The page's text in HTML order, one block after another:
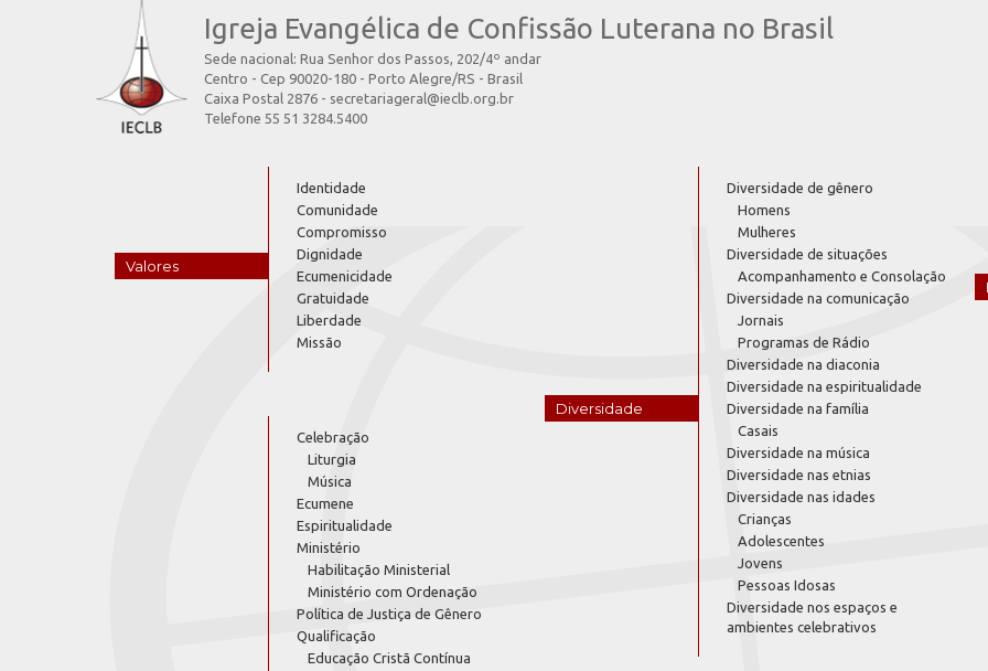
Igreja Evangélica de Confissão Luterana no Brasil
Sede nacional: Rua Senhor dos Passos, 202/4º andar
Centro - Cep 90020-180 - Porto Alegre/RS - Brasil
Caixa Postal 2876 - secretariageral@ieclb.org.br
Telefone 55 51 3284.5400
Valores
Identidade
Comunidade
Compromisso
Dignidade
Ecumenicidade
Gratuidade
Liberdade
Missão
Celebração
Liturgia
Música
Ecumene
Espiritualidade
Ministério
Habilitação Ministerial
Ministério com Ordenação
Política de Justiça de Gênero
Qualificação
Educação Cristã Contínua
Diversidade
Diversidade de gênero
Homens
Mulheres
Diversidade de situações
Acompanhamento e Consolação
Diversidade na comunicação
Jornais
Programas de Rádio
Diversidade na diaconia
Diversidade na espiritualidade
Diversidade na família
Casais
Diversidade na música
Diversidade nas etnias
Diversidade nas idades
Crianças
Adolescentes
Jovens
Pessoas Idosas
Diversidade nos espaços e
ambientes celebrativos